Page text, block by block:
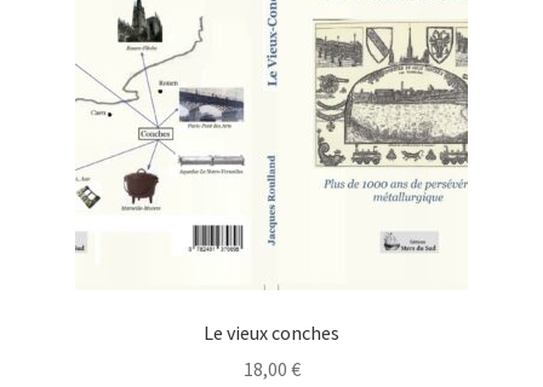
Le vieux conches
18,00 €